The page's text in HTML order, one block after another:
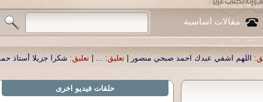
مقالات اساسية
صبحي منصور تعليق: ...
|تعليق: شكرا جزيلا أستاذ حمد الحمد .أكرمكم الله .|
حلقات فيديو اخرى